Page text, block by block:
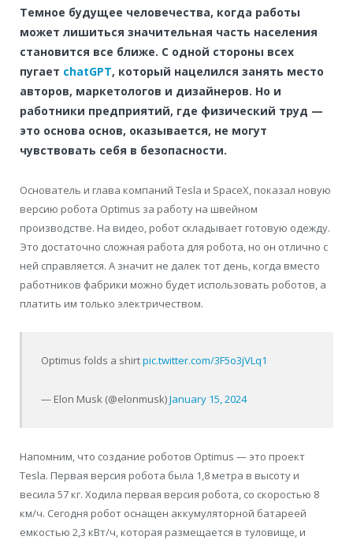
Темное будущее человечества, когда работы
может лишиться значительная часть населения
становится все ближе. С одной стороны всех
пугает chatGPT, который нацелился занять место
авторов, маркетологов и дизайнеров. Но и
работники предприятий, где физический труд —
это основа основ, оказывается, не могут
чувствовать себя в безопасности.
Основатель и глава компаний Tesla и SpaceX, показал новую
версию робота Optimus за работу на швейном
производстве. На видео, робот складывает готовую одежду.
Это достаточно сложная работа для робота, но он отлично с
ней справляется. А значит не далек тот день, когда вместо
работников фабрики можно будет использовать роботов, а
платить им только электричеством.
Optimus folds a shirtpic.twitter.com/3F5o3jVLq1
— Elon Musk (@elonmusk)January 15, 2024
Напомним, что создание роботов Optimus — это проект
Tesla. Первая версия робота была 1,8 метра в высоту и
весила 57 кг. Ходила первая версия робота, со скоростью 8
км/ч. Сегодня робот оснащен аккумуляторной батареей
емкостью 2,3 кВт/ч, которая размещается в туловище, и